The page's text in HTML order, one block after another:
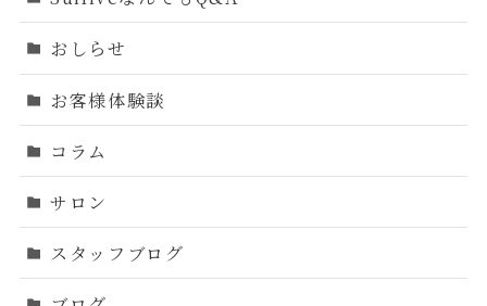
おしらせ
お客様体験談
コラム
サロン
スタッフブログ